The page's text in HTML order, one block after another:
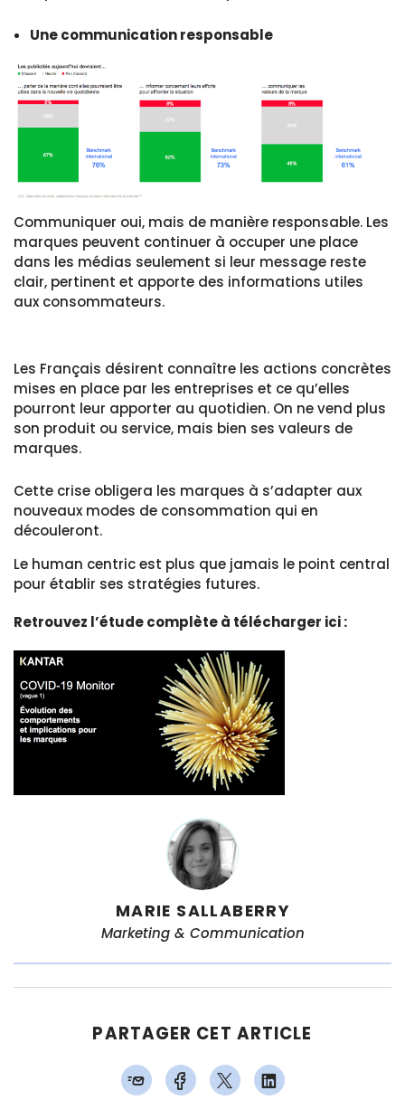
Une communication responsable
Communiquer oui, mais de manière responsable. Les
marques peuvent continuer à occuper une place
dans les médias seulement si leur message reste
clair, pertinent et apporte des informations utiles
aux consommateurs.
Les Français désirent connaître les actions concrètes
mises en place par les entreprises et ce qu’elles
pourront leur apporter au quotidien. On ne vend plus
son produit ou service, mais bien ses valeurs de
marques.
Cette crise obligera les marques à s’adapter aux
nouveaux modes de consommation qui en
découleront.
Le human centric est plus que jamais le point central
pour établir ses stratégies futures.
Retrouvez l’étude complète à télécharger ici :
MARIE SALLABERRY
Marketing & Communication
PARTAGER CET ARTICLE